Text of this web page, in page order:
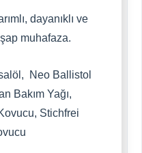
dayanıklı ve
muhafaza.
Neo Ballistol
Bakım Yağı,
Stichfrei